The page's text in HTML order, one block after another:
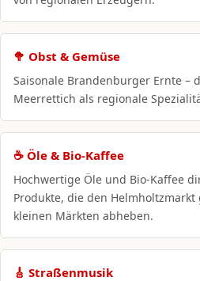
🥦 Obst & Gemüse
Saisonale Brandenburger Ernte –
Meerrettich als regionale
☕ Öle & Bio-Kaffee
Hochwertige Öle und Bio-Kaffee
Produkte, die den
kleinen Märkten abheben.
🎸 Straßenmusik